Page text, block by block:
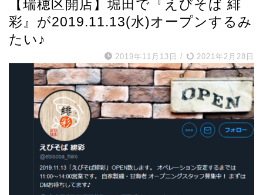
【瑞穂区開店】堀田で『えびそば 緋
彩』が2019.11.13(水)オープンするみ
たい♪
2019年11月13日 / 2021年2月28日